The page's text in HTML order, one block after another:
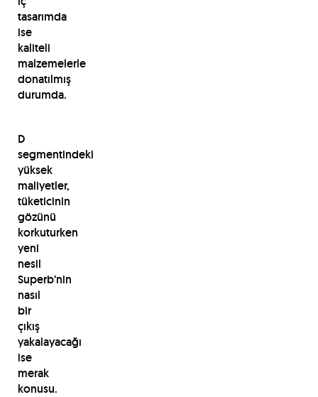
tasarımda
ise
kaliteli
malzemelerle
donatılmış
durumda.
D
segmentindeki
yüksek
maliyetler,
tüketicinin
gözünü
korkuturken
yeni
nesil
Superb’nin
nasıl
bir
çıkış
yakalayacağı
ise
merak
konusu.